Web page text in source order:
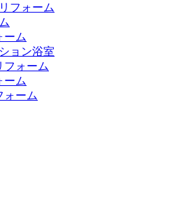
フォーム
ーム
ョン浴室
フォーム
ーム
ォーム